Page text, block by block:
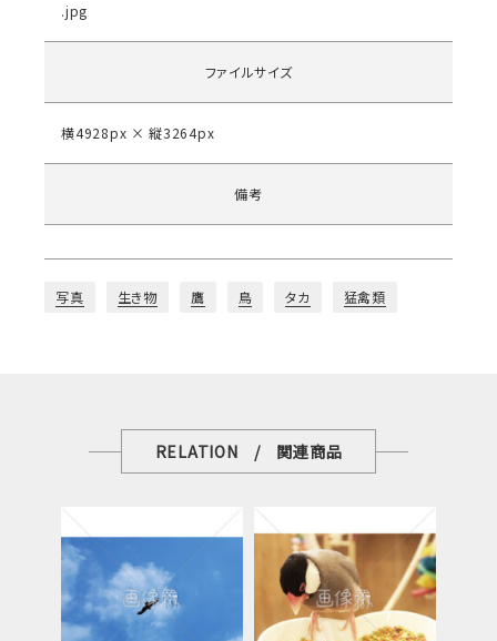
.jpg
ファイルサイズ
横4928px × 縦3264px
備考
写真 生き物 鷹 鳥 タカ 猛禽類
RELATION / 関連商品